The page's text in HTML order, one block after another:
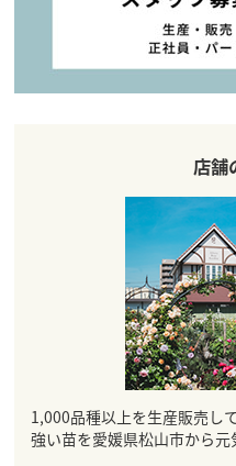
店舗
1,000品種以上を生産販売し
強い苗を愛媛県松山市から元